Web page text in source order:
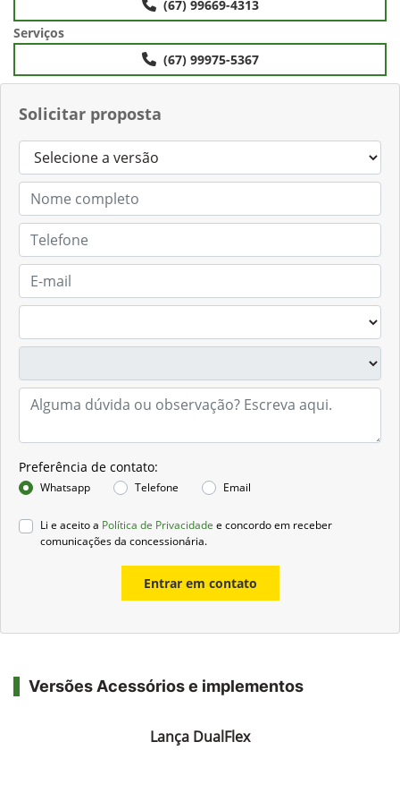
Solicitar proposta
Preferência de contato:
Whatsapp Telefone Email
Li e aceito a Política de Privacidade e concordo em receber
comunicações da concessionária.
Entrar em contato
(67) 99669-4313
Serviços
(67) 99975-5367
Versões Acessórios e implementos
Lança DualFlex